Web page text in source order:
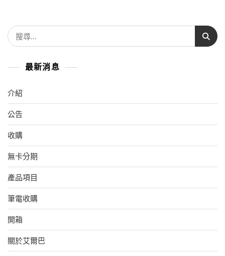
最新消息
介紹
公告
收購
無卡分期
產品項目
筆電收購
開箱
關於艾爾巴